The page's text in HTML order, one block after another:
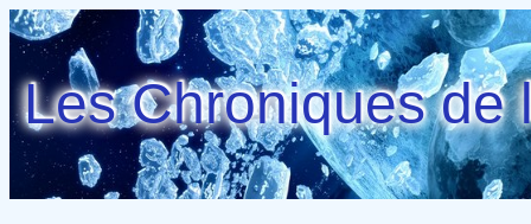
Les Chroniques de